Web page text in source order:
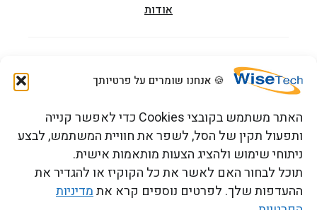
🍪 אנחנו שומרים על פרטיותך
האתר משתמש בקובצי Cookies כדי לאפשר קנייה
ותפעול תקין של הסל, לשפר את חוויית המשתמש, לבצע
ניתוחי שימוש ולהציג הצעות מותאמות אישית.
תוכל לבחור האם לאשר את כל הקוקיז או להגדיר את
ההעדפות שלך. לפרטים נוספים קרא אתמדיניות
אודות
הדרכות וקורסים
צור קשר